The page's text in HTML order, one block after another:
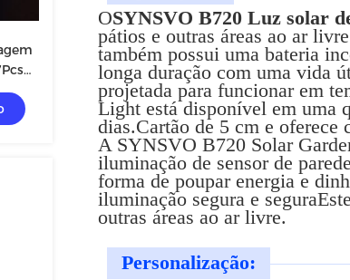
OSYNSVO B720 Luz solar
pátios e outras áreas ao ar
também possui uma bateria
longa duração com uma vida
projetada para funcionar em
Light está disponível em uma
dias.Cartão de 5 cm e
A SYNSVO B720 Solar
iluminação de sensor de
forma de poupar energia e
iluminação segura e
outras áreas ao ar livre.
Personalização: